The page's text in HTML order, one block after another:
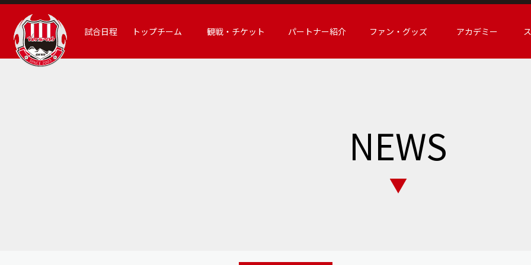
試合日程 トップチーム 観戦・チケット パートナー紹介 ファン・グッズ アカデミー
NEWS